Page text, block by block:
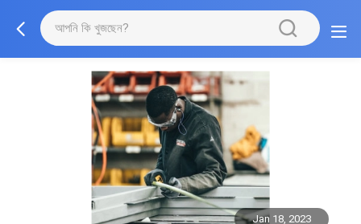
Jan 18, 2023